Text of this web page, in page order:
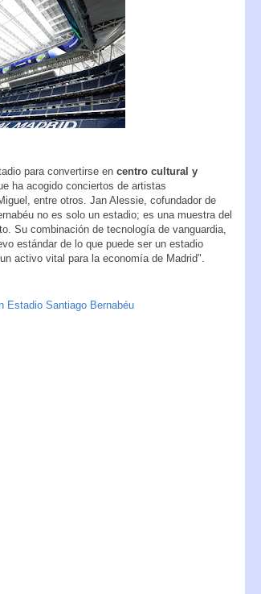
para convertirse en centro cultural y
ha acogido conciertos de artistas
entre otros. Jan Alessie, cofundador de
no es solo un estadio; es una muestra del
Su combinación de tecnología de vanguardia,
estándar de lo que puede ser un estadio
activo vital para la economía de Madrid".
Estadio Santiago Bernabéu